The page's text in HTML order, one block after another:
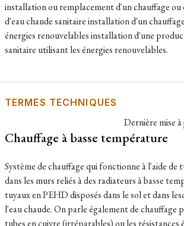
installation ou remplacement d'un chauffage
d'eau chaude sanitaire installation d'un
énergies renouvelables installation d'une
sanitaire utilisant les énergies renouvelables.
TERMES TECHNIQUES
Dernière mise à
Chauffage à basse température
Système de chauffage qui fonctionne à l'aide de
dans les murs reliés à des radiateurs à basse
tuyaux en PEHD disposés dans le sol et dans
l'eau chaude. On parle également de chauffage
tubes en cuivre (irréparables) ou les résistances